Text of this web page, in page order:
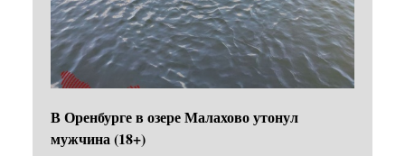
В Оренбурге в озере Малахово утонул
мужчина (18+)